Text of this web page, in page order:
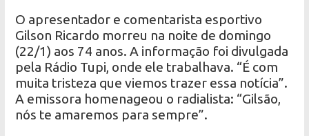
O apresentador e comentarista esportivo
Gilson Ricardo morreu na noite de domingo
(22/1) aos 74 anos. A informação foi divulgada
pela Rádio Tupi, onde ele trabalhava. “É com
muita tristeza que viemos trazer essa notícia”.
A emissora homenageou o radialista: “Gilsão,
nós te amaremos para sempre”.